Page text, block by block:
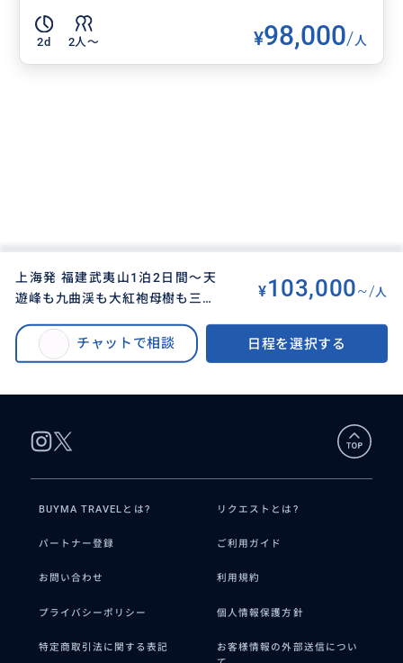
2d 2人〜 ¥98,000/人
上海発 福建武夷山1泊2日間～天
遊峰も九曲渓も大紅袍母樹も三つ
末でも行ける世界遺産を巡る武夷
山プライベートツアー
¥103,000~/人
チャットで相談 日程を選択する
上海発 福建武夷山1泊2日間～天遊峰も九曲渓も大紅袍母樹も三つのハイライ
トを網羅～筏下り～週末でも行ける世界遺産を巡る武夷山プライベートツア
ー
BUYMA TRAVELとは? リクエストとは?
パートナー登録 ご利用ガイド
お問い合わせ 利用規約
プライバシーポリシー 個人情報保護方針
特定商取引法に関する表記
お客様情報の外部送信につい